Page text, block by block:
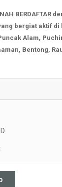
BERDAFTAR
bergiat aktif di
Alam,
Bentong,